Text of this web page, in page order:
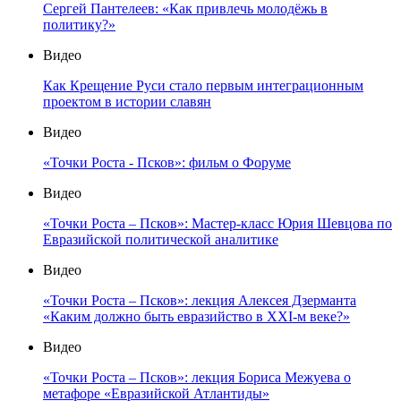
Сергей Пантелеев: «Как привлечь молодёжь в
политику?»
Видео
Как Крещение Руси стало первым интеграционным
проектом в истории славян
Видео
«Точки Роста - Псков»: фильм о Форуме
Видео
«Точки Роста – Псков»: Мастер-класс Юрия Шевцова по
Евразийской политической аналитике
Видео
«Точки Роста – Псков»: лекция Алексея Дзерманта
«Каким должно быть евразийство в XXI-м веке?»
Видео
«Точки Роста – Псков»: лекция Бориса Межуева о
метафоре «Евразийской Атлантиды»